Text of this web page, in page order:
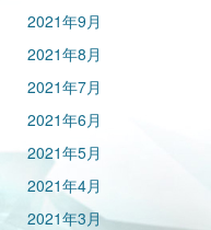
2021年9月
2021年8月
2021年7月
2021年6月
2021年5月
2021年4月
2021年3月